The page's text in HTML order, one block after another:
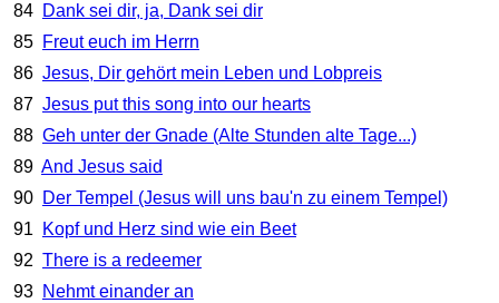
84 Dank sei dir, ja, Dank sei dir
85 Freut euch im Herrn
86 Jesus, Dir gehört mein Leben und Lobpreis
87 Jesus put this song into our hearts
88 Geh unter der Gnade (Alte Stunden alte Tage...)
89 And Jesus said
90 Der Tempel (Jesus will uns bau'n zu einem Tempel)
91
Kopf und Herz sind wie ein Beet
92 There is a redeemer
93 Nehmt einander an